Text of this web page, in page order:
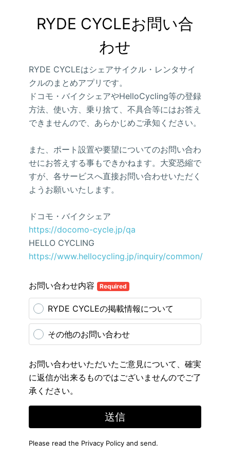
RYDE CYCLEお問い合
わせ
RYDE CYCLEはシェアサイクル・レンタサイ
クルのまとめアプリです。
ドコモ・バイクシェアやHelloCycling等の登録
方法、使い方、乗り捨て、不具合等にはお答え
できませんので、あらかじめご承知ください。
また、ポート設置や要望についてのお問い合わ
せにお答えする事もできかねます。大変恐縮で
すが、各サービスへ直接お問い合わせいただく
ようお願いいたします。
ドコモ・バイクシェア
https://docomo-cycle.jp/qa
HELLO CYCLING
https://www.hellocycling.jp/inquiry/common/
お問い合わせ内容 Required
RYDE CYCLEの掲載情報について
その他のお問い合わせ
お問い合わせいただいたご意見について、確実
に返信が出来るものではございませんのでご了
承ください。
送信
Please read the Privacy Policy and send.